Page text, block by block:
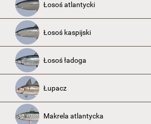
Łosoś atlantycki
Łosoś kaspijski
Łosoś ładoga
Łupacz
Makrela atlantycka